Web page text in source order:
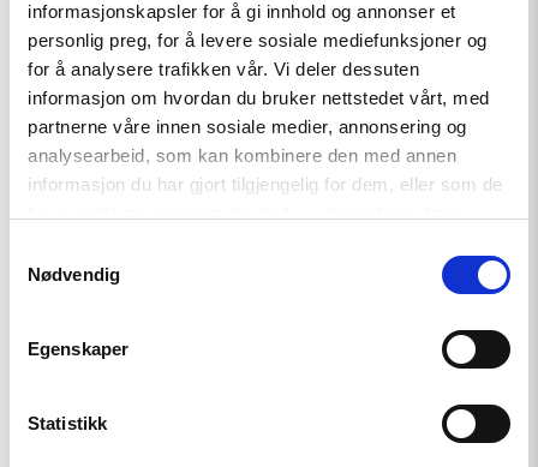
informasjonskapsler for å gi innhold og annonser et
personlig preg, for å levere sosiale mediefunksjoner og
for å analysere trafikken vår. Vi deler dessuten
informasjon om hvordan du bruker nettstedet vårt, med
partnerne våre innen sosiale medier, annonsering og
analysearbeid, som kan kombinere den med annen
informasjon du har gjort tilgjengelig for dem, eller som de
Nødvendig
Egenskaper
Statistikk
– Det er moralsk forkastelig at tadsjikiske myndigheter
tilsynelatende holder et kritisk sykt barn som gissel for å
legge press på hans far og bestefar, sier Steve Swerdlow,
researcher på Sentral-Asia hos Human Rights Watch, –
denne saken bør ikke handle om politikk men om et barns
liv.